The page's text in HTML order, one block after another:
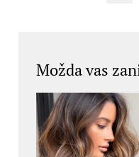
Možda vas